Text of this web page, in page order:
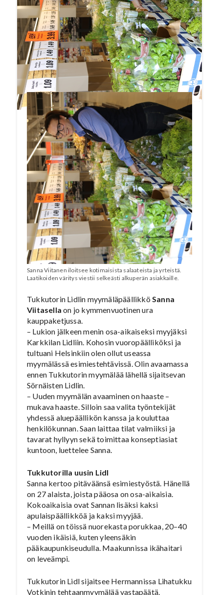
Lidl on kasvattanut myyntiään myös laman
aikana reipasta tahtia samalla, kun
vähittäiskaupan kokonaismyynti on polkenut
paikallaan. Euroopan suurimman kaupparyhmän
manttelia tavoittelevalla Lidlillä on Suomessa
nyt 146 myymälää, joista tuorein avattiin
Helsingin Tukkutorin laitaan kesäkuussa.
Sanna Viitanen iloitsee kotimaisista salaateista ja yrteistä.
Laatikoiden väritys viestii selkeästi alkuperän asiakkaille.
Tukkutorin Lidlin myymäläpäällikkö Sanna
Viitasella on jo kymmenvuotinen ura
kauppaketjussa.
– Lukion jälkeen menin osa-aikaiseksi myyjäksi
Karkkilan Lidliin. Kohosin vuoropäälliköksi ja
tultuani Helsinkiin olen ollut useassa
myymälässä esimiestehtävissä. Olin avaamassa
ennen Tukkutorin myymälää lähellä sijaitsevan
Sörnäisten Lidlin.
– Uuden myymälän avaaminen on haaste –
mukava haaste. Silloin saa valita työntekijät
yhdessä aluepäällikön kanssa ja kouluttaa
henkilökunnan. Saan laittaa tilat valmiiksi ja
tavarat hyllyyn sekä toimittaa konseptiasiat
kuntoon, luettelee Sanna.
Tukkutorilla uusin Lidl
Sanna kertoo pitäväänsä esimiestyöstä. Hänellä
on 27 alaista, joista pääosa on osa-aikaisia.
Kokoaikaisia ovat Sannan lisäksi kaksi
apulaispäällikköä ja kaksi myyjää.
– Meillä on töissä nuorekasta porukkaa, 20–40
vuoden ikäisiä, kuten yleensäkin
pääkaupunkiseudulla. Maakunnissa ikähaitari
on leveämpi.
Tukkutorin Lidl sijaitsee Hermannissa Lihatukku
Votkinin tehtaanmyymälää vastapäätä.